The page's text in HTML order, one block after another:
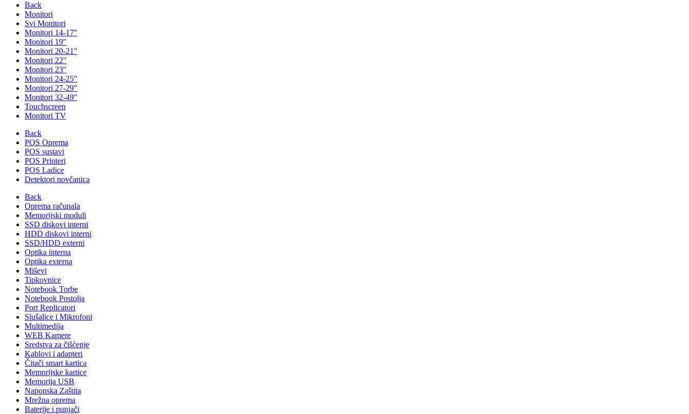
Back
Monitori
Svi Monitori
Monitori 14-17"
Monitori 19"
Monitori 20-21"
Monitori 22"
Monitori 23"
Monitori 24-25"
Monitori 27-29"
Monitori 32-49"
Touchscreen
Monitori TV
Back
POS Oprema
POS sustavi
POS Printeri
POS Ladice
Detektori novčanica
Back
Oprema računala
Memorijski moduli
SSD diskovi interni
HDD diskovi interni
SSD/HDD externi
Optika interna
Optika externa
Miševi
Tipkovnice
Notebook Torbe
Notebook Postolja
Port Replicatori
Slušalice i Mikrofoni
Multimedija
WEB Kamere
Sredstva za čišćenje
Kablovi i adapteri
Čitači smart kartica
Memorijske kartice
Memorija USB
Naponska Zaštita
Mrežna oprema
Baterije i punjači